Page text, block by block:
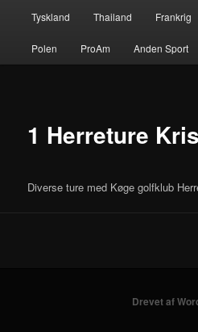
Tyskland Thailand Frankrig
Polen ProAm Anden Sport
1 Herreture
Diverse ture med Køge golfklub
Drevet af